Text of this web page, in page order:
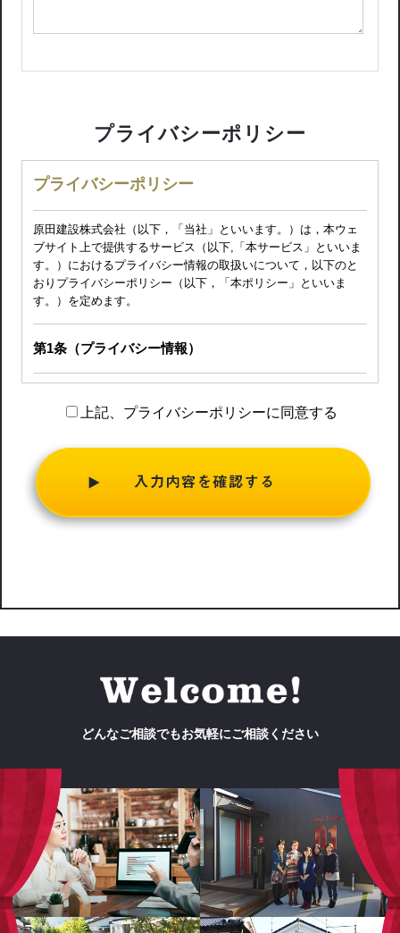
プライバシーポリシー
プライバシーポリシー
原田建設株式会社（以下，「当社」といいます。）は，本ウェ
ブサイト上で提供するサービス（以下,「本サービス」といいま
す。）におけるプライバシー情報の取扱いについて，以下のと
おりプライバシーポリシー（以下，「本ポリシー」といいま
す。）を定めます。
第1条（プライバシー情報）
いう「個人情報」を指すものとし，生存する個人に関する情報
であって，当該情報に含まれる氏名，生年月日，住所，電話番
を指します。
プライバシー情報のうち「履歴情報および特性情報」とは，上
記に定める「個人情報」以外のものをいい，ご利用いただいた
サービスやご購入いただいた商品，ご覧になったページや広告
所，電話番号，メールアドレス，銀行口座番号，クレジットカ
あります。また，ユーザーと提携先などとの間でなされたユー
ザーの個人情報を含む取引記録や，決済に関する情報を当社の
下，｢提携先｣といいます。）などから収集することがありま
す。
当社は，ユーザーについて，利用したサービスやソフトウエ
ア，購入した商品，閲覧したページや広告の履歴，検索した検
索キーワード，利用日時，利用方法，利用環境（携帯端末を通
じてご利用の場合の当該端末の通信状態，利用に際しての各種
設定情報なども含みます），IPアドレス，クッキー情報，位置
情報，端末の個体識別情報などの履歴情報および特性情報を，
ユーザーが当社や提携先のサービスを利用しまたはページを閲
上記、プライバシーポリシーに同意する
どんなご相談でもお気軽にご相談ください